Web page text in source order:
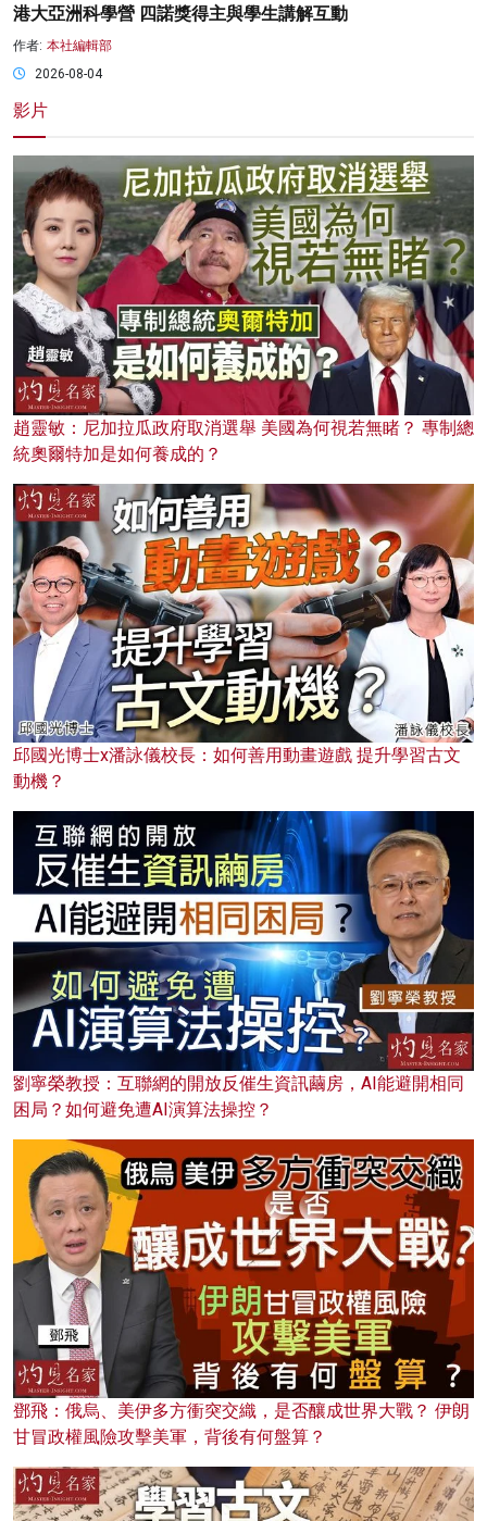
港大亞洲科學營 四諾獎得主與學生講解互動
作者: 本社編輯部
2026-08-04
影片
趙靈敏：尼加拉瓜政府取消選舉 美國為何視若無睹？ 專制總
統奧爾特加是如何養成的？
邱國光博士x潘詠儀校長：如何善用動畫遊戲 提升學習古文
動機？
劉寧榮教授：互聯網的開放反催生資訊繭房，AI能避開相同
困局？如何避免遭AI演算法操控？
鄧飛：俄烏、美伊多方衝突交織，是否釀成世界大戰？ 伊朗
甘冒政權風險攻擊美軍，背後有何盤算？